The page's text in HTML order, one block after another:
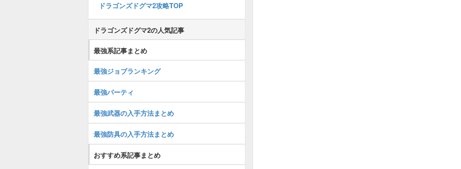
ドラゴンズドグマ2攻略TOP
ドラゴンズドグマ2の人気記事
最強系記事まとめ
最強ジョブランキング
最強パーティ
最強武器の入手方法まとめ
最強防具の入手方法まとめ
おすすめ系記事まとめ